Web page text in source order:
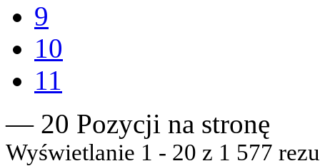
9
10
11
— 20 Pozycji na stronę
Wyświetlanie 1 - 20 z 1 577